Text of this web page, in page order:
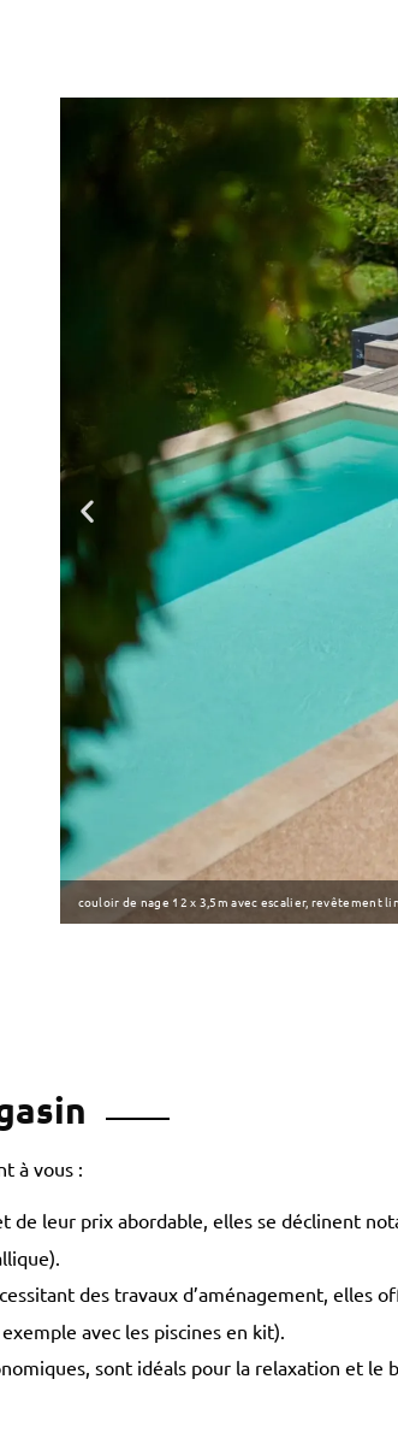
couloir de nage 12 x 3,5m avec escalier, revêtement
à vous :
de leur prix abordable, elles se déclinent
des travaux d’aménagement,
avec les piscines en kit).
sont idéals pour la relaxation et